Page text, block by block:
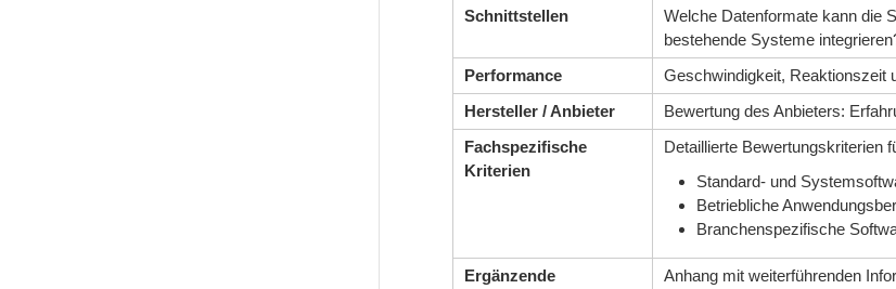
Schnittstellen
Welche Datenformate kann die
bestehende Systeme
Performance
Geschwindigkeit, Reaktionszeit
Hersteller / Anbieter
Bewertung des Anbieters:
Fachspezifische
Kriterien
Detaillierte Bewertungskriterien
Standard- und
Betriebliche
Branchenspezifische
Ergänzende
Anhang mit weiterführenden